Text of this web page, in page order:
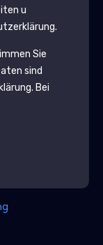
u
Sie
sind
. Bei